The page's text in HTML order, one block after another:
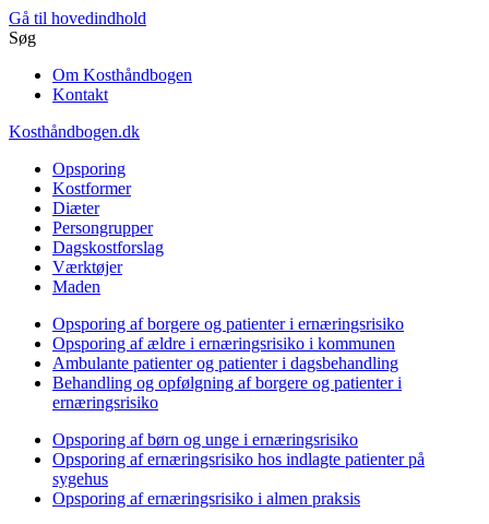
Gå til hovedindhold
Søg
Om Kosthåndbogen
Kontakt
Kosthåndbogen.dk
Opsporing
Kostformer
Diæter
Persongrupper
Dagskostforslag
Værktøjer
Maden
Opsporing af borgere og patienter i ernæringsrisiko
Opsporing af ældre i ernæringsrisiko i kommunen
Ambulante patienter og patienter i dagsbehandling
Behandling og opfølgning af borgere og patienter i
ernæringsrisiko
Opsporing af børn og unge i ernæringsrisiko
Opsporing af ernæringsrisiko hos indlagte patienter på
sygehus
Opsporing af ernæringsrisiko i almen praksis